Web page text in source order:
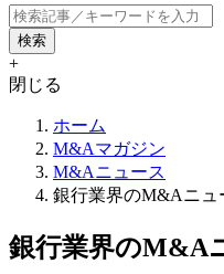
+
閉じる
ホーム
M&Aマガジン
M&Aニュース
銀行業界のM&Aニュ
銀行業界のM&A